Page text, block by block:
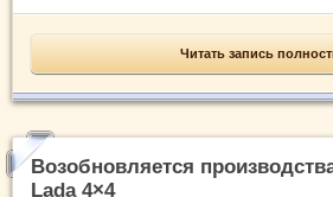
Читать запись
Возобновляется
Lada 4×4